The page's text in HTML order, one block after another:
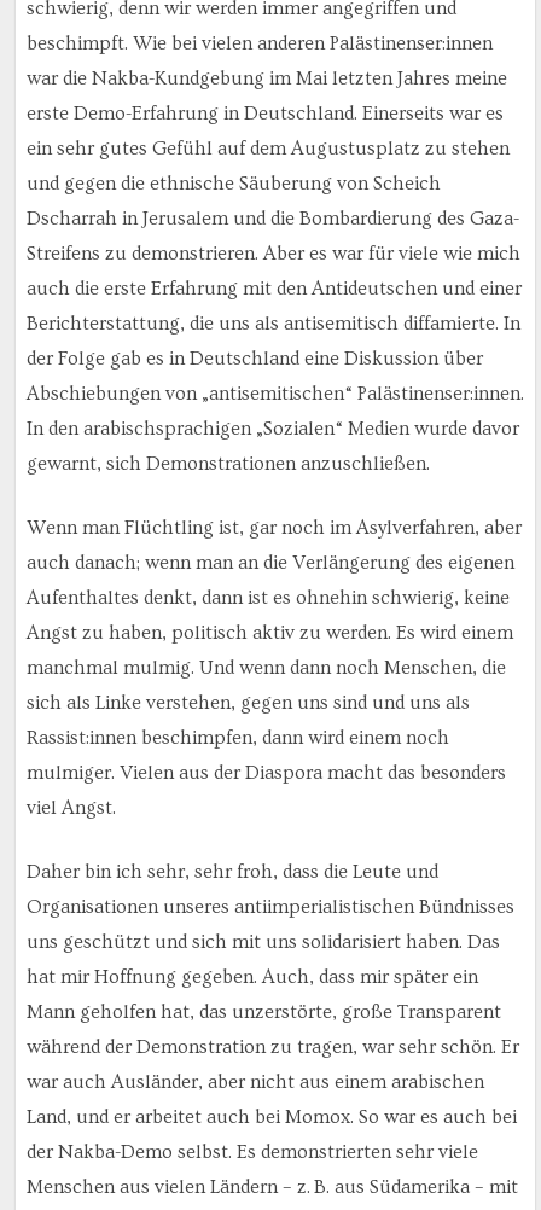
schwierig, denn wir werden immer angegriffen und
beschimpft. Wie bei vielen anderen Palästinenser:innen
war die Nakba-Kundgebung im Mai letzten Jahres meine
erste Demo-Erfahrung in Deutschland. Einerseits war es
ein sehr gutes Gefühl auf dem Augustusplatz zu stehen
und gegen die ethnische Säuberung von Scheich
Dscharrah in Jerusalem und die Bombardierung des Gaza-
Streifens zu demonstrieren. Aber es war für viele wie mich
auch die erste Erfahrung mit den Antideutschen und einer
Berichterstattung, die uns als antisemitisch diffamierte. In
der Folge gab es in Deutschland eine Diskussion über
Abschiebungen von „antisemitischen“ Palästinenser:innen.
In den arabischsprachigen „Sozialen“ Medien wurde davor
gewarnt, sich Demonstrationen anzuschließen.
Wenn man Flüchtling ist, gar noch im Asylverfahren, aber
auch danach; wenn man an die Verlängerung des eigenen
Aufenthaltes denkt, dann ist es ohnehin schwierig, keine
Angst zu haben, politisch aktiv zu werden. Es wird einem
manchmal mulmig. Und wenn dann noch Menschen, die
sich als Linke verstehen, gegen uns sind und uns als
Rassist:innen beschimpfen, dann wird einem noch
mulmiger. Vielen aus der Diaspora macht das besonders
viel Angst.
Daher bin ich sehr, sehr froh, dass die Leute und
Organisationen unseres antiimperialistischen Bündnisses
uns geschützt und sich mit uns solidarisiert haben. Das
hat mir Hoffnung gegeben. Auch, dass mir später ein
Mann geholfen hat, das unzerstörte, große Transparent
während der Demonstration zu tragen, war sehr schön. Er
war auch Ausländer, aber nicht aus einem arabischen
Land, und er arbeitet auch bei Momox. So war es auch bei
der Nakba-Demo selbst. Es demonstrierten sehr viele
Menschen aus vielen Ländern – z. B. aus Südamerika – mit